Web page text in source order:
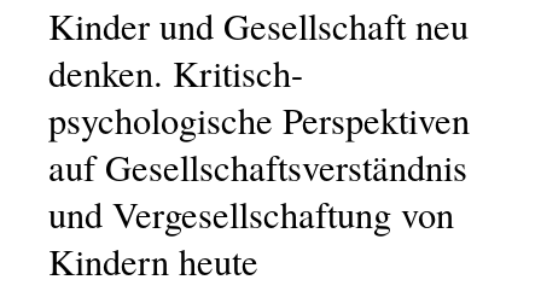
Kinder und Gesellschaft neu
denken. Kritisch-
psychologische Perspektiven
auf Gesellschaftsverständnis
und Vergesellschaftung von
Kindern heute